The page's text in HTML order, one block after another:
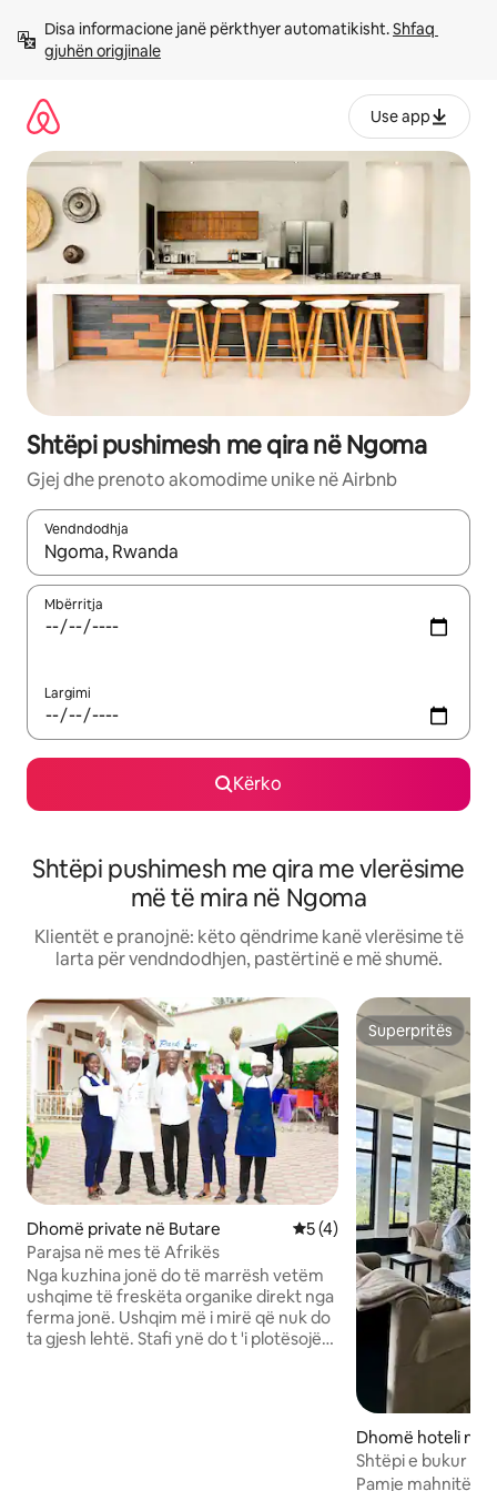
përmbajtja
Disa informacione janë përkthyer automatikisht. Shfaq
gjuhën origjinale
Use app
Shtëpi pushimesh me qira në Ngoma
Gjej dhe prenoto akomodime unike në Airbnb
Vendndodhja
Kur rezultatet të jenë të disponueshme, lëviz me butonat e
Mbërritja
Largimi
Kërko
Shtëpi pushimesh me qira me vlerësime
më të mira në Ngoma
Klientët e pranojnë: këto qëndrime kanë vlerësime të
larta për vendndodhjen, pastërtinë e më shumë.
Dhomë private në Butare Vlerësimi mesatar 5 nga
5 (4)
Parajsa në mes të Afrikës
Nga kuzhina jonë do të marrësh vetëm
ushqime të freskëta organike direkt nga
ferma jonë. Ushqim më i mirë që nuk do
ta gjesh lehtë. Stafi ynë do t 'i plotësojë
Superpritës
Superpritës
Dhomë hoteli në
Shtëpi e bukur
shenjtë të
Pamje mahnitëse